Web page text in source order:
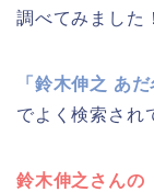
調べてみました！
「鈴木伸之 あだ
でよく検索され
鈴木伸之さんの